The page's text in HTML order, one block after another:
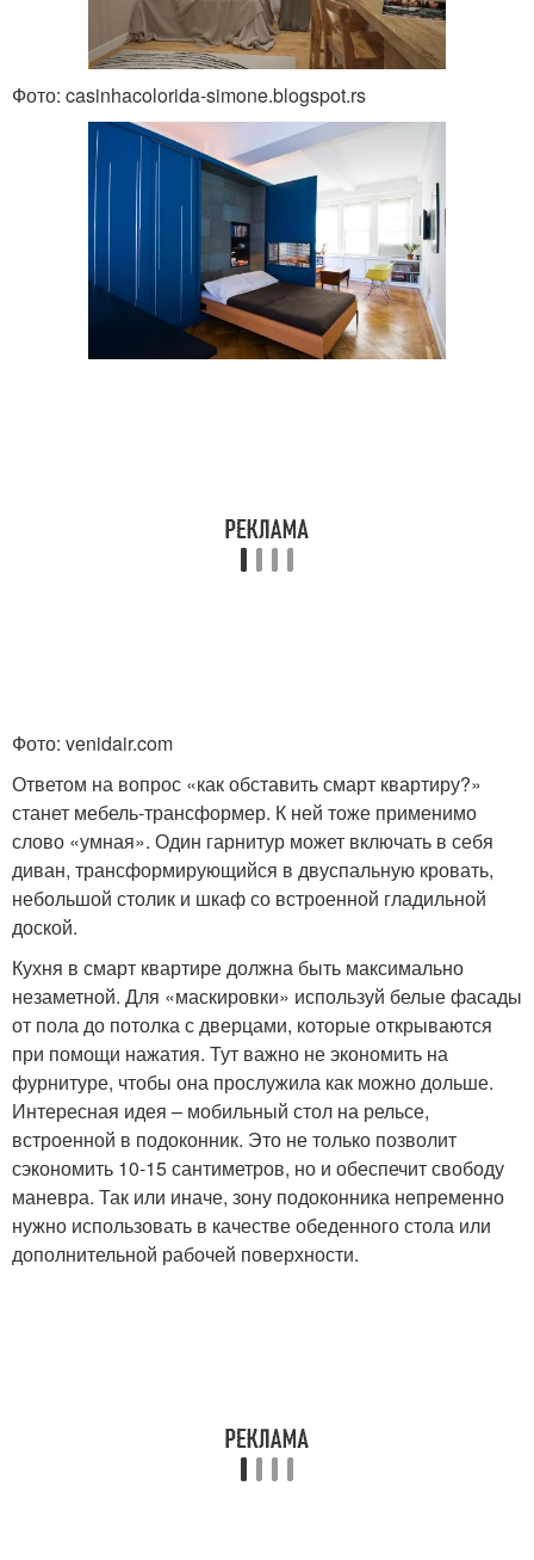
Фото: casinhacolorida-simone.blogspot.rs
Фото: venidair.com
Ответом на вопрос «как обставить смарт квартиру?»
станет мебель-трансформер. К ней тоже применимо
слово «умная». Один гарнитур может включать в себя
диван, трансформирующийся в двуспальную кровать,
небольшой столик и шкаф со встроенной гладильной
доской.
Кухня в смарт квартире должна быть максимально
незаметной. Для «маскировки» используй белые фасады
от пола до потолка с дверцами, которые открываются
при помощи нажатия. Тут важно не экономить на
фурнитуре, чтобы она прослужила как можно дольше.
Интересная идея – мобильный стол на рельсе,
встроенной в подоконник. Это не только позволит
сэкономить 10-15 сантиметров, но и обеспечит свободу
маневра. Так или иначе, зону подоконника непременно
нужно использовать в качестве обеденного стола или
дополнительной рабочей поверхности.